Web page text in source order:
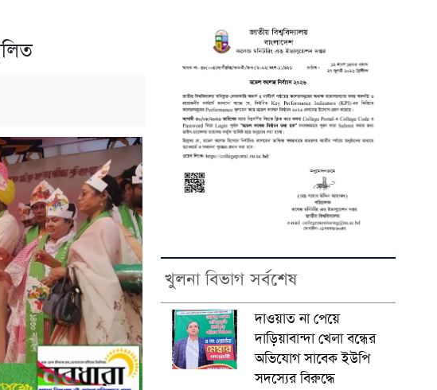
খুলনা বিভাগ সর্বশেষ
দাওয়াত না পেয়ে
দাড়িয়াবান্দা খেলা বন্ধের
অভিযোগ সাবেক ইউপি
সদস্যের বিরুদ্ধে